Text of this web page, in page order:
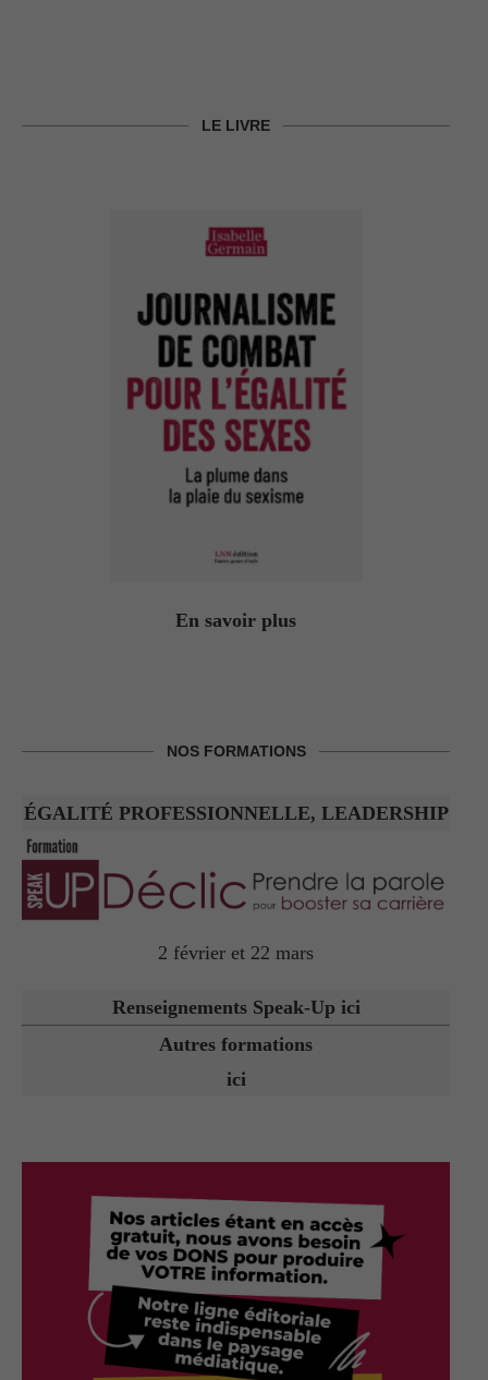
LE LIVRE
En savoir plus
NOS FORMATIONS
ÉGALITÉ PROFESSIONNELLE, LEADERSHIP
2 février et 22 mars
Renseignements Speak-Up ici
Autres formations
ici